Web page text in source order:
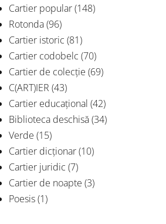
Cartier popular(148)
Rotonda(96)
Cartier istoric (81)
Cartier codobelc (70)
Cartier de colecție (69)
C(ART)IER (43)
Cartier educațional (42)
Biblioteca deschisă(34)
Verde (15)
Cartier dicționar(10)
Cartier juridic (7)
Cartier de noapte (3)
Poesis(1)